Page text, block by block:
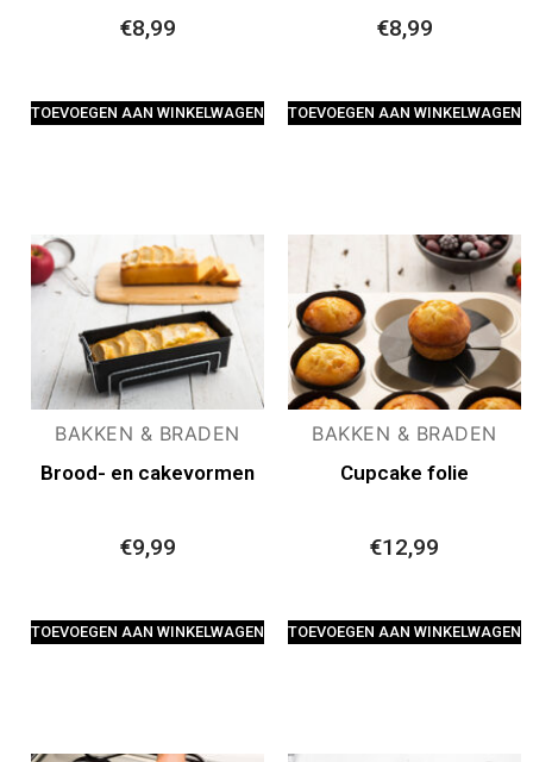
€8,99
TOEVOEGEN AAN WINKELWAGEN
€8,99
TOEVOEGEN AAN WINKELWAGEN
BAKKEN & BRADEN
Brood- en cakevormen
€9,99
TOEVOEGEN AAN WINKELWAGEN
BAKKEN & BRADEN
Cupcake folie
€12,99
TOEVOEGEN AAN WINKELWAGEN